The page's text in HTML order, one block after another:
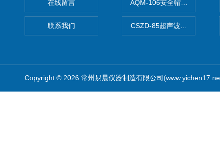
在线留言
联系我们
AQM-106安全帽高温预处理
CSZD-85超声波清洗振荡器
Copyright © 2026 常州易晨仪器制造有限公司